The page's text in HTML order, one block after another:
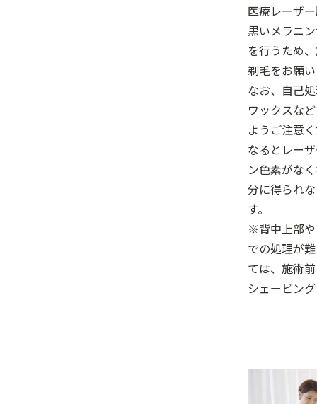
医療レーザ
黒いメラニ
を行うため
剃毛をお願
なお、自己
ワックスな
ようご注意
なるとレー
ン色素がな
分に得られ
す。
※背中上部
での処理が
ては、施術
シェービン